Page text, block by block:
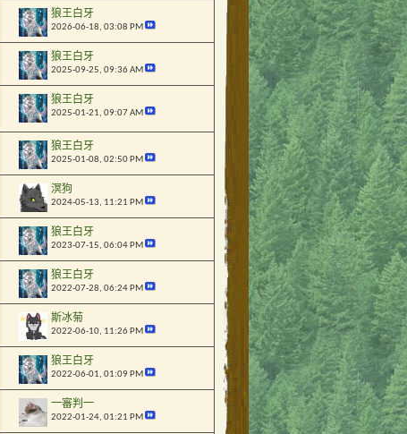
狼王白牙
2026-06-18, 03:08 PM
狼王白牙
2025-09-25, 09:36 AM
狼王白牙
2025-01-21, 09:07 AM
狼王白牙
2025-01-08, 02:50 PM
溟狗
2024-05-13, 11:21 PM
狼王白牙
2023-07-15, 06:04 PM
狼王白牙
2022-07-28, 06:24 PM
斯冰菊
2022-06-10, 11:26 PM
狼王白牙
2022-06-01, 01:09 PM
一審判一
2022-01-24, 01:21 PM